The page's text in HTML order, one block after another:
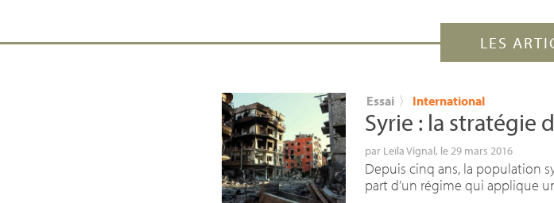
LES
Essai 〉 International
Syrie : la stratégie
par Leïla Vignal, le 29 mars 2016
Depuis cinq ans, la population
part d’un régime qui applique